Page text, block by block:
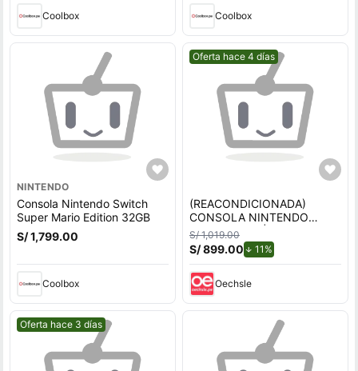
Coolbox Coolbox
NINTENDO
Consola Nintendo Switch
Super Mario Edition 32GB
S/ 1,799.00
Coolbox
Mejor precio.
Oferta hace 4 días
(REACONDICIONADA)
CONSOLA NINTENDO
SWITCH LITE | BLUE
S/ 1,019.00
S/ 899.00 11%de descuento.
Oechsle
Mejor precio.
Oferta hace 3 días